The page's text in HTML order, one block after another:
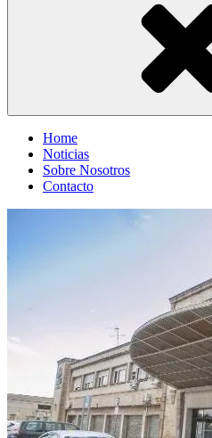
Home
Noticias
Sobre Nosotros
Contacto